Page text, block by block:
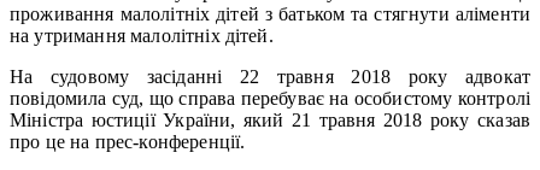
проживання малолітніх дітей з батьком та стягнути аліменти
на утримання малолітніх дітей.
На судовому засіданні 22 травня 2018 року адвокат
повідомила суд, що справа перебуває на особистому контролі
Міністра юстиції України, який 21 травня 2018 року сказав
про це на прес-конференції.